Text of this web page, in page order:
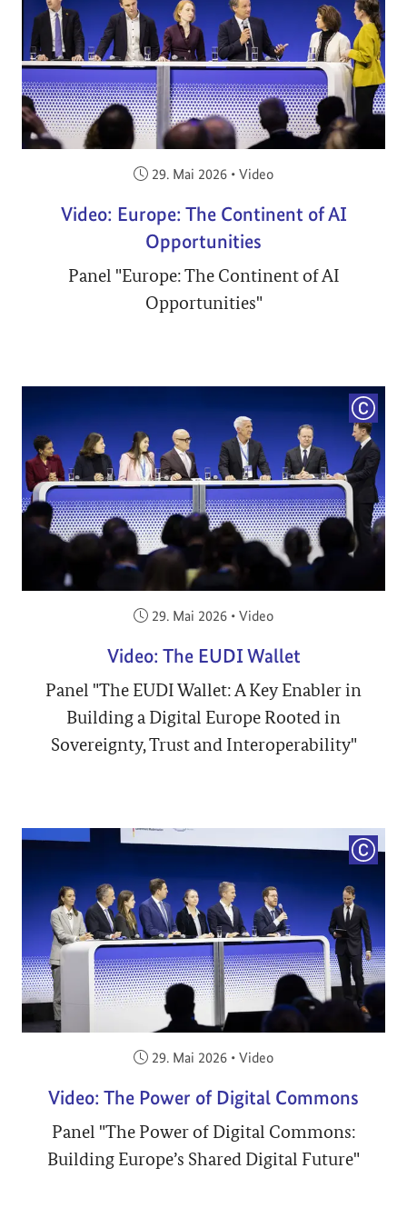
Veröffentlicht am:
29. Mai 2026 • Video
Video: Europe: The Continent of AI
Opportunities
Panel "Europe: The Continent of AI
Opportunities"
Veröffentlicht am:
29. Mai 2026 • Video
Video: The EUDI Wallet
Panel "The EUDI Wallet: A Key Enabler in
Building a Digital Europe Rooted in
Sovereignty, Trust and Interoperability"
Veröffentlicht am:
29. Mai 2026 • Video
Video: The Power of Digital Commons
Panel "The Power of Digital Commons:
Building Europe’s Shared Digital Future"